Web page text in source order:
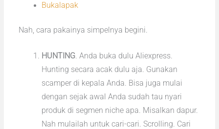
Bukalapak
Nah, cara pakainya simpelnya begini.
HUNTING. Anda buka dulu Aliexpress.
Hunting secara acak dulu aja. Gunakan
scamper di kepala Anda. Bisa juga mulai
dengan sejak awal Anda sudah tau nyari
produk di segmen niche apa. Misalkan dapur.
Nah mulailah untuk cari-cari. Scrolling. Cari